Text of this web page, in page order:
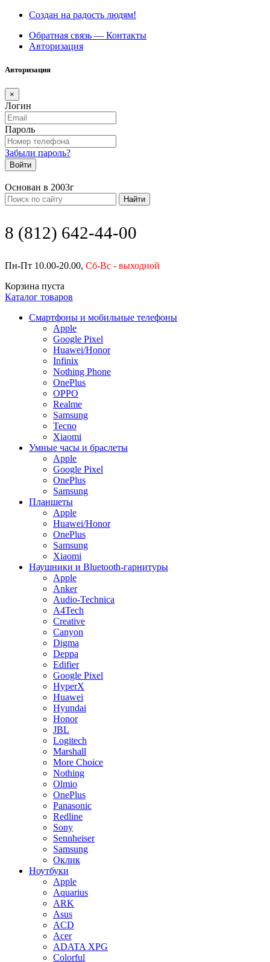
Создан на радость людям!
Обратная связь — Контакты
Авторизация
Авторизация
×
Логин
Пароль
Забыли пароль?
Войти
Основан в 2003г
Найти
8 (812) 642-44-00
Пн-Пт 10.00-20.00, Сб-Вс - выходной
Корзина пуста
Каталог товаров
Смартфоны и мобильные телефоны
Apple
Google Pixel
Huawei/Honor
Infinix
Nothing Phone
OnePlus
OPPO
Realme
Samsung
Tecno
Xiaomi
Умные часы и браслеты
Apple
Google Pixel
OnePlus
Samsung
Планшеты
Apple
Huawei/Honor
OnePlus
Samsung
Xiaomi
Наушники и Bluetooth-гарнитуры
Apple
Anker
Audio-Technica
A4Tech
Creative
Canyon
Digma
Deppa
Edifier
Google Pixel
HyperX
Huawei
Hyundai
Honor
JBL
Logitech
Marshall
More Choice
Nothing
Olmio
OnePlus
Panasonic
Redline
Sony
Sennheiser
Samsung
Оклик
Ноутбуки
Apple
Aquarius
ARK
Asus
ACD
Acer
ADATA XPG
Colorful